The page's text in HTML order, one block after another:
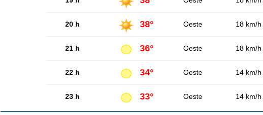
20 h 38° Oeste 18 km/h
21 h 36° Oeste 18 km/h
22 h 34° Oeste 14 km/h
23 h 33° Oeste 14 km/h